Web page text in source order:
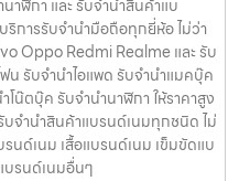
าฬิกา และ รับจำนำสินค้าแบ
ริการรับจำนำมือถือทุกยี่ห้อ ไม่ว่า
Oppo Redmi Realme และ รับ
ฟน รับจำนำไอแพด รับจำนำแมคบุ๊ค
น๊ตบุ๊ค รับจำนำนาฬิกา ให้ราคาสูง
จำนำสินค้าแบรนด์เนมทุกชนิด ไม่
รนด์เนม เสื้อแบรนด์เนม เข็มขัดแบ
บรนด์เนมอื่นๆ